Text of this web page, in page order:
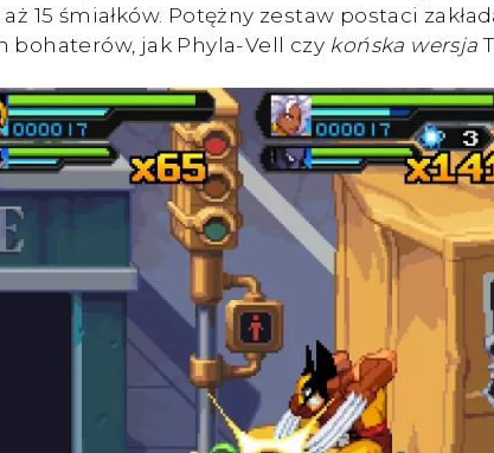
15 śmiałków. Potężny zestaw postaci
bohaterów, jak Phyla-Vell czy końska wersja